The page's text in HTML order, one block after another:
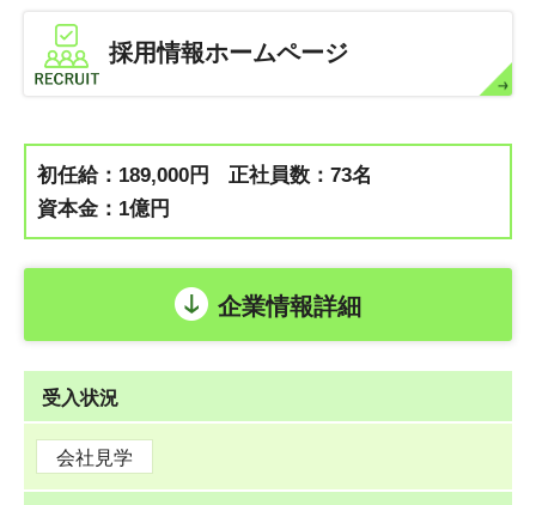
採用情報ホームページ
初任給：189,000円
正社員数：73名
資本金：1億円
企業情報詳細
受入状況
会社見学